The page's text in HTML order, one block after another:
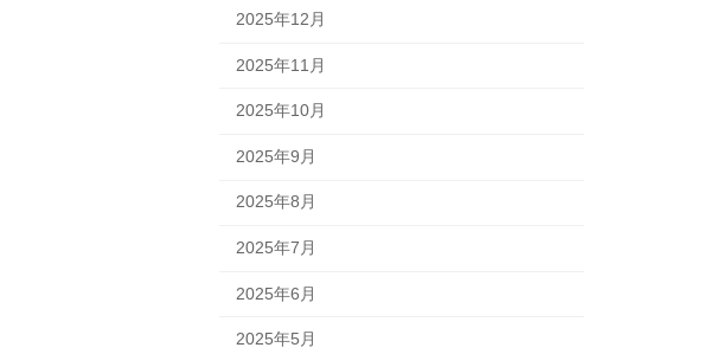
2025年12月
2025年11月
2025年10月
2025年9月
2025年8月
2025年7月
2025年6月
2025年5月